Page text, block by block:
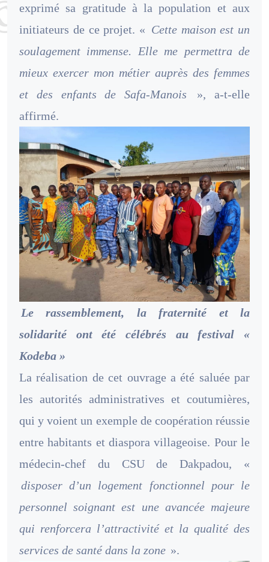
exprimé sa gratitude à la population et aux
initiateurs de ce projet. « Cette maison est un
soulagement immense. Elle me permettra de
mieux exercer mon métier auprès des femmes
et des enfants de Safa-Manois
», a-t-elle
affirmé.
Le rassemblement, la fraternité et la
solidarité ont été célébrés au festival «
Kodeba »
La réalisation de cet ouvrage a été saluée par
les autorités administratives et coutumières,
qui y voient un exemple de coopération réussie
entre habitants et diaspora villageoise. Pour le
médecin-chef du CSU de Dakpadou, «
disposer d’un logement fonctionnel pour le
personnel soignant est une avancée majeure
qui renforcera l’attractivité et la qualité des
services de santé dans la zone ».